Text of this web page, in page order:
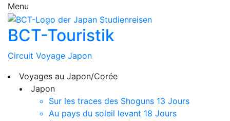
Menu
BCT-Touristik
Circuit Voyage Japon
Voyages au Japon/Corée
Japon
Sur les traces des Shoguns 13 Jours
Au pays du soleil levant 18 Jours